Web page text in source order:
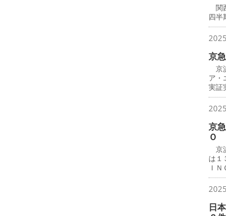
関
四半
京
京
ア・
実証
京
Ｏ
京
は１
Ｉ
日